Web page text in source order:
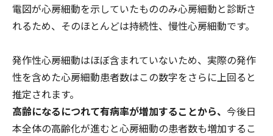
電図が心房細動を示していたもののみ心房細動と診断さ
れるため、そのほとんどは持続性、慢性心房細動です。
発作性心房細動はほぼ含まれていないため、実際の発作
性を含めた心房細動患者数はこの数字をさらに上回ると
推定されます。
高齢になるにつれて有病率が増加することから、 今後日
本全体の高齢化が進むと心房細動の患者数も増加するこ